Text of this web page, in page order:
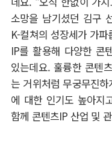
소망을 남기셨던 김구
K-컬쳐의 성장세가 가파
IP를 활용해 다양한 콘
있는데요. 훌륭한 콘텐츠
는 거위처럼 무궁무진
에 대한 인기도 높아지
함께 콘텐츠IP 산업 및